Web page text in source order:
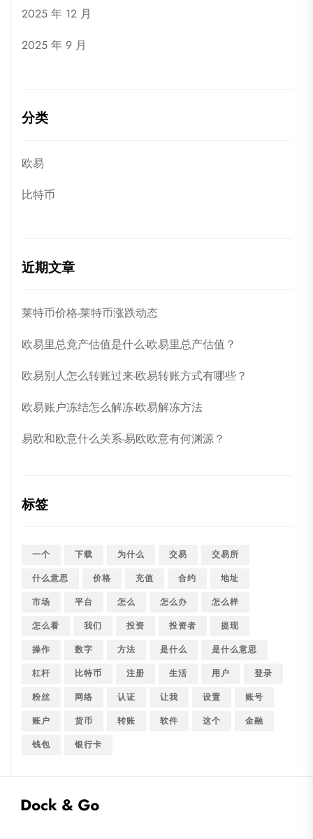
2025 年 12 月
2025 年 9 月
分类
欧易
比特币
近期文章
莱特币价格-莱特币涨跌动态
欧易里总竟产估值是什么-欧易里总产估值？
欧易别人怎么转账过来-欧易转账方式有哪些？
欧易账户冻结怎么解冻-欧易解冻方法
易欧和欧意什么关系-易欧欧意有何渊源？
标签
一个 下载 为什么 交易
交易所
什么意思
价格 充值 合约
地址
市场
平台 怎么 怎么办
怎么样
怎么看
我们 投资 投资者
提现
操作
数字 方法 是什么
是什么意思
杠杆
比特币 注册 生活 用户
登录
粉丝
网络 认证 让我 设置
账号
账户
货币 转账 软件 这个
金融
钱包
银行卡